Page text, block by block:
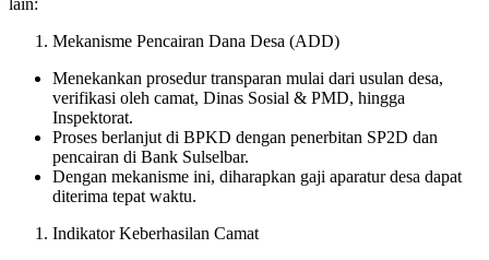
lain:
Mekanisme Pencairan Dana Desa (ADD)
Menekankan prosedur transparan mulai dari usulan desa,
verifikasi oleh camat, Dinas Sosial & PMD, hingga
Inspektorat.
Proses berlanjut di BPKD dengan penerbitan SP2D dan
pencairan di Bank Sulselbar.
Dengan mekanisme ini, diharapkan gaji aparatur desa dapat
diterima tepat waktu.
Indikator Keberhasilan Camat